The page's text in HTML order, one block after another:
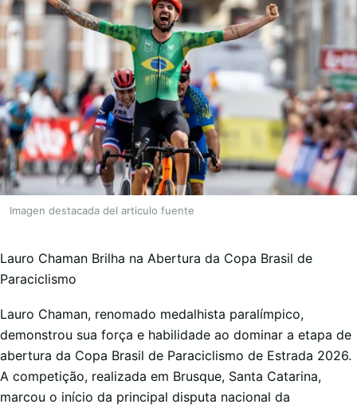
Imagen destacada del articulo fuente
Lauro Chaman Brilha na Abertura da Copa Brasil de
Paraciclismo
Lauro Chaman, renomado medalhista paralímpico,
demonstrou sua força e habilidade ao dominar a etapa de
abertura da Copa Brasil de Paraciclismo de Estrada 2026.
A competição, realizada em Brusque, Santa Catarina,
marcou o início da principal disputa nacional da